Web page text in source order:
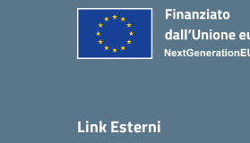
Link Esterni